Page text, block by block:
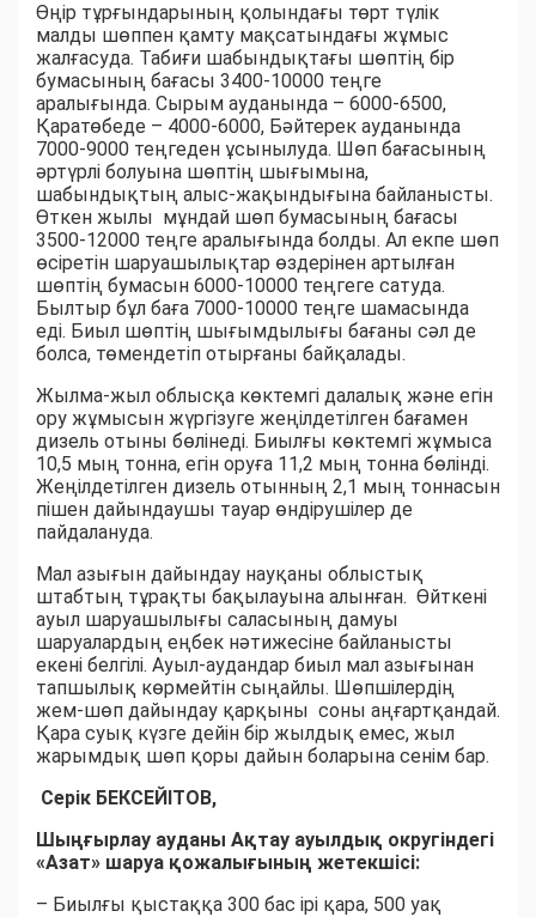
Өңір тұрғындарының қолындағы төрт түлік
малды шөппен қамту мақсатындағы жұмыс
жалғасуда. Табиғи шабындықтағы шөптің бір
бумасының бағасы 3400-10000 теңге
аралығында. Сырым ауданында – 6000-6500,
Қаратөбеде – 4000-6000, Бәйтерек ауданында
7000-9000 теңгеден ұсынылуда. Шөп бағасының
әртүрлі болуына шөптің шығымына,
шабындықтың алыс-жақындығына байланысты.
Өткен жылы мұндай шөп бумасының бағасы
3500-12000 теңге аралығында болды. Ал екпе шөп
өсіретін шаруашылықтар өздерінен артылған
шөптің бумасын 6000-10000 теңгеге сатуда.
Былтыр бұл баға 7000-10000 теңге шамасында
еді. Биыл шөптің шығымдылығы бағаны сәл де
болса, төмендетіп отырғаны байқалады.
Жылма-жыл облысқа көктемгі далалық және егін
ору жұмысын жүргізуге жеңілдетілген бағамен
дизель отыны бөлінеді. Биылғы көктемгі жұмыса
10,5 мың тонна, егін оруға 11,2 мың тонна бөлінді.
Жеңілдетілген дизель отынның 2,1 мың тоннасын
пішен дайындаушы тауар өндірушілер де
пайдалануда.
Мал азығын дайындау науқаны облыстық
штабтың тұрақты бақылауына алынған. Өйткені
ауыл шаруашылығы саласының дамуы
шаруалардың еңбек нәтижесіне байланысты
екені белгілі. Ауыл-аудандар биыл мал азығынан
тапшылық көрмейтін сыңайлы. Шөпшілердің
жем-шөп дайындау қарқыны соны аңғартқандай.
Қара суық күзге дейін бір жылдық емес, жыл
жарымдық шөп қоры дайын боларына сенім бар.
Серік БЕКСЕЙІТОВ,
Шыңғырлау ауданы Ақтау ауылдық округіндегі
«Азат» шаруа қожалығының жетекшісі:
– Биылғы қыстаққа 300 бас ірі қара, 500 уақ